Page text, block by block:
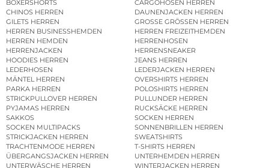
BOXERSHORTS
CARGOHOSEN HERREN
CHINOS HERREN
DAUNENJACKEN HERREN
GILETS HERREN
GROSSE GRÖSSEN HERREN
HERREN BUSINESSHEMDEN
HERREN FREIZEITHEMDEN
HERREN HEMDEN
HERRENHOSEN
HERRENJACKEN
HERRENSNEAKER
HOODIES HERREN
JEANS HERREN
LEDERHOSEN
LEDERJACKEN HERREN
MÄNTEL HERREN
OVERSHIRTS HERREN
PARKA HERREN
POLOSHIRTS HERREN
STRICKPULLOVER HERREN
PULLUNDER HERREN
PYJAMAS HERREN
RUCKSÄCKE HERREN
SAKKOS
SOCKEN HERREN
SOCKEN MULTIPACKS
SONNENBRILLEN HERREN
STRICKJACKEN HERREN
SWEATSHIRTS
TRACHTENMODE HERREN
T-SHIRTS HERREN
ÜBERGANGSJACKEN HERREN
UNTERHEMDEN HERREN